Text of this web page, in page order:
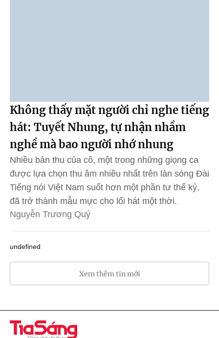
Không thấy mặt người chỉ nghe tiếng
hát: Tuyết Nhung, tự nhận nhầm
nghề mà bao người nhớ nhung
Nhiều bản thu của cô, một trong những giọng ca
được lựa chọn thu âm nhiều nhất trên làn sóng Đài
Tiếng nói Việt Nam suốt hơn một phần tư thế kỷ,
đã trở thành mẫu mực cho lối hát một thời.
Nguyễn Trương Quý
undefined
Xem thêm tin mới